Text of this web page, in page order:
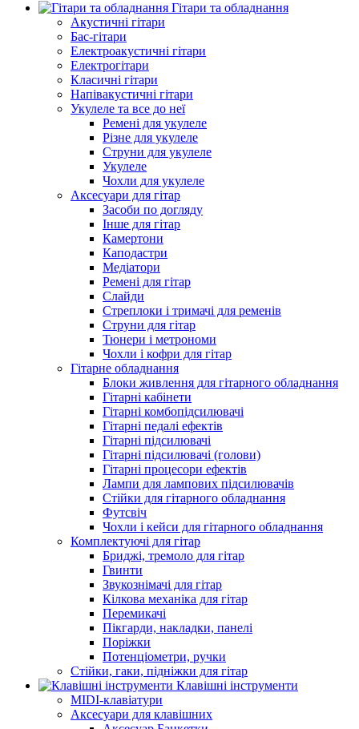
Гітари та обладнання
Акустичні гітари
Бас-гітари
Електроакустичні гітари
Електрогітари
Класичні гітари
Напівакустичні гітари
Укулеле та все до неї
Ремені для укулеле
Різне для укулеле
Струни для укулеле
Укулеле
Чохли для укулеле
Аксесуари для гітар
Засоби по догляду
Інше для гітар
Камертони
Каподастри
Медіатори
Ремені для гітар
Слайди
Стреплоки і тримачі для ременів
Струни для гітар
Тюнери і метрономи
Чохли і кофри для гітар
Гітарне обладнання
Блоки живлення для гітарного обладнання
Гітарні кабінети
Гітарні комбопідсилювачі
Гітарні педалі ефектів
Гітарні підсилювачі
Гітарні підсилювачі (голови)
Гітарні процесори ефектів
Лампи для лампових підсилювачів
Стійки для гітарного обладнання
Футсвіч
Чохли і кейси для гітарного обладнання
Комплектуючі для гітар
Бриджі, тремоло для гітар
Гвинти
Звукознімачі для гітар
Кілкова механіка для гітар
Перемикачі
Пікгарди, накладки, панелі
Поріжки
Потенціометри, ручки
Стійки, гаки, підніжки для гітар
Клавішні інструменти
MIDI-клавіатури
Аксесуари для клавішних